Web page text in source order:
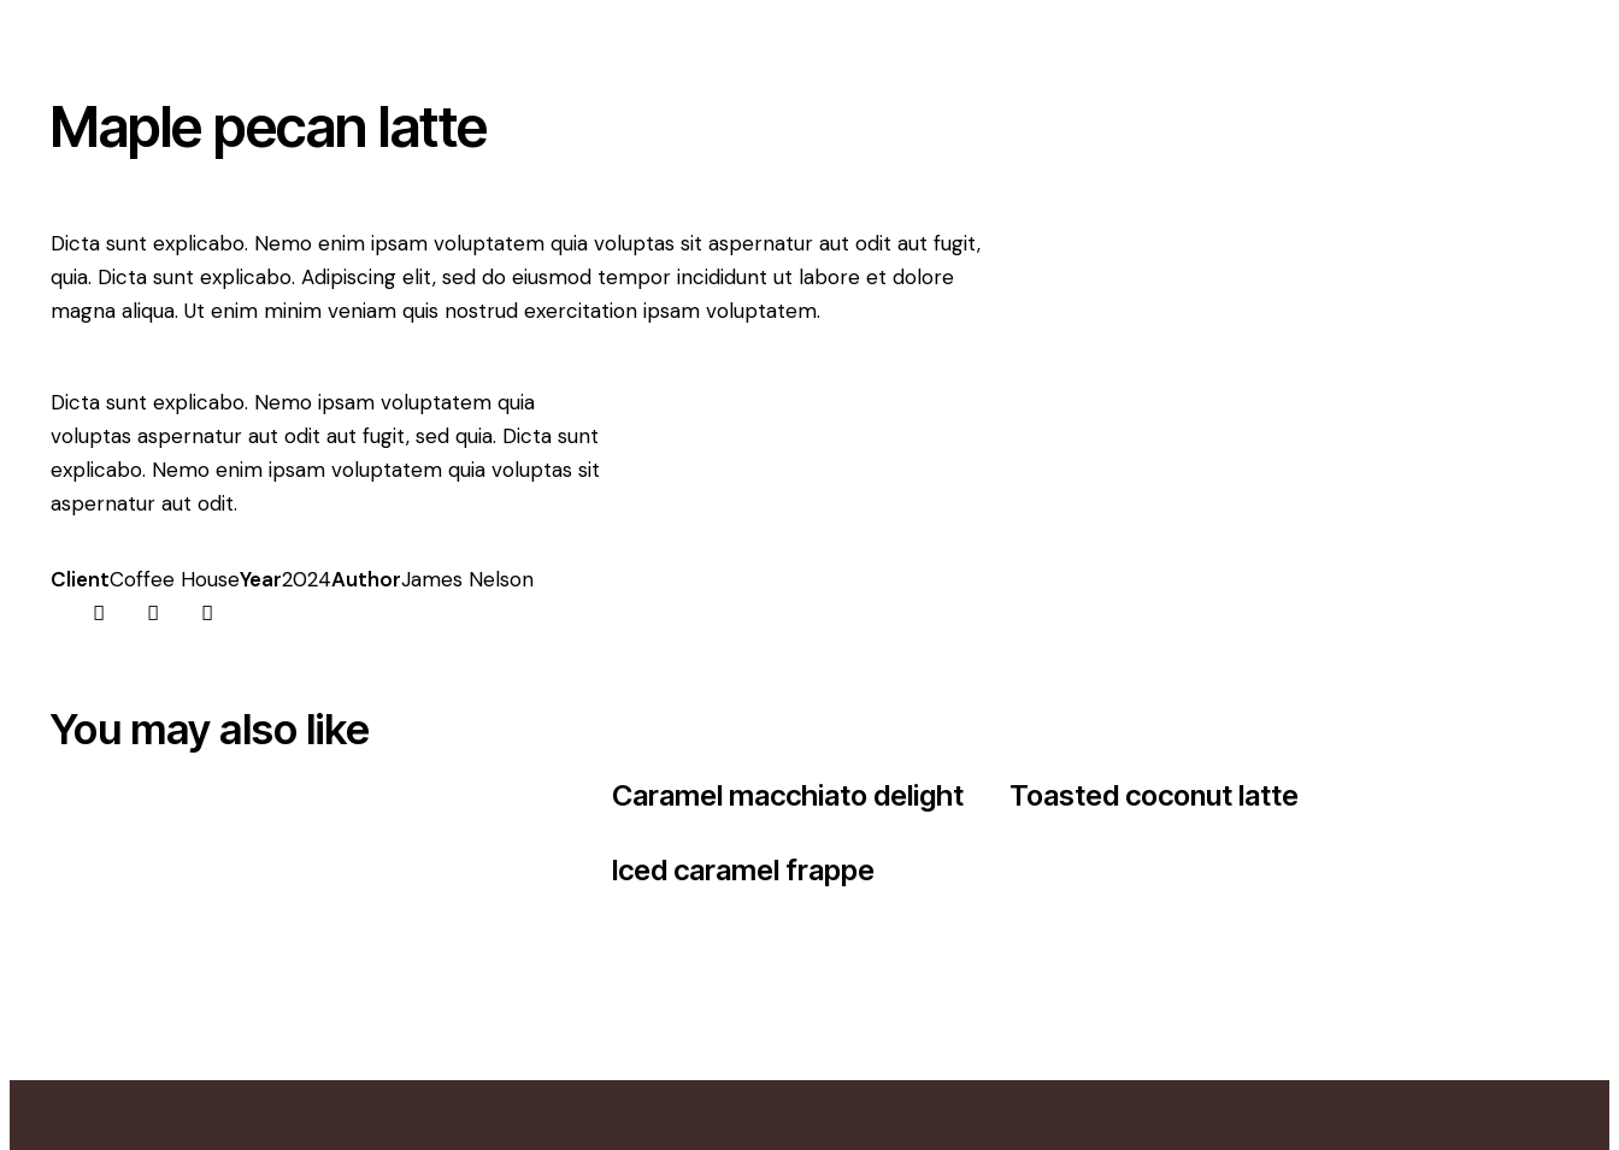
Maple pecan latte
Dicta sunt explicabo. Nemo enim ipsam voluptatem quia voluptas sit aspernatur aut odit aut fugit,
quia. Dicta sunt explicabo. Adipiscing elit, sed do eiusmod tempor incididunt ut labore et dolore
magna aliqua. Ut enim minim veniam quis nostrud exercitation ipsam voluptatem.
Dicta sunt explicabo. Nemo ipsam voluptatem quia
voluptas aspernatur aut odit aut fugit, sed quia. Dicta sunt
explicabo. Nemo enim ipsam voluptatem quia voluptas sit
aspernatur aut odit.
ClientCoffee HouseYear2024AuthorJames Nelson
You may also like
Caramel macchiato delight Toasted coconut latte
Iced caramel frappe